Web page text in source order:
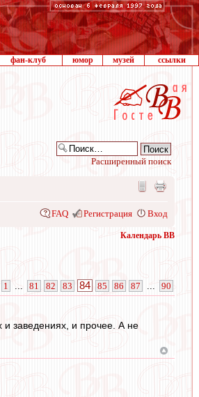
фан-клуб юмор музей ссылки
Расширенный поиск
FAQ Регистрация Вход
Календарь ВВ
1 81 82 83 84 85 86 87 90
и заведениях, и прочее. А не